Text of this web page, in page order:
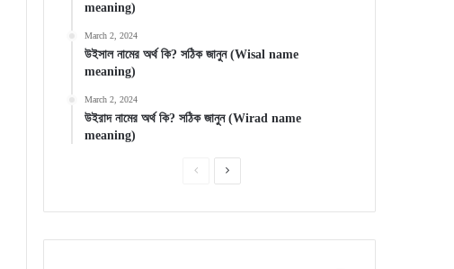
meaning)
March 2, 2024
উইসাল নামের অর্থ কি? সঠিক জানুন (Wisal name
meaning)
March 2, 2024
উইরাদ নামের অর্থ কি? সঠিক জানুন (Wirad name
meaning)
PreviousNext